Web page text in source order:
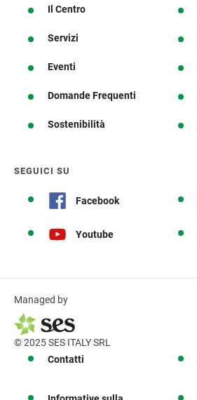
Il Centro
Servizi
Eventi
Domande Frequenti
Sostenibilità
SEGUICI SU
Facebook
Youtube
Managed by
© 2025 SES ITALY SRL
Contatti